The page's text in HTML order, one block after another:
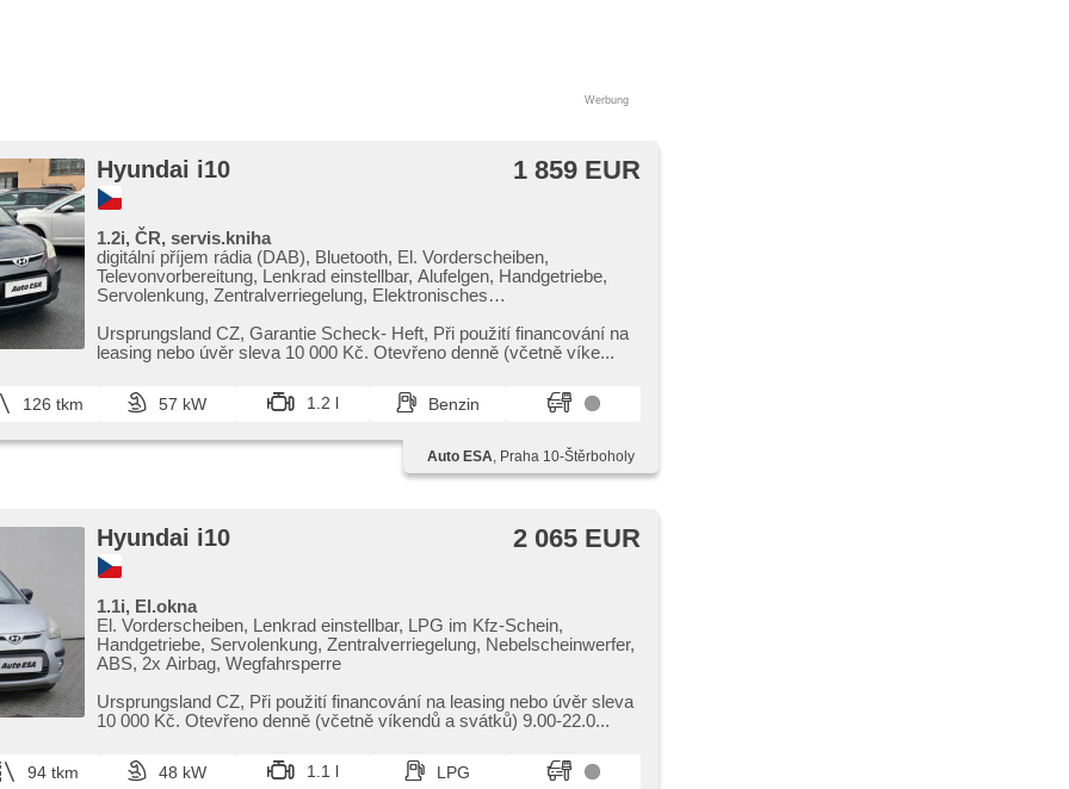
Werbung
Hyundai i10 1 859 EUR
1.2i, ČR, servis.kniha
digitální příjem rádia (DAB), Bluetooth, El. Vorderscheiben,
Televonvorbereitung, Lenkrad einstellbar, Alufelgen, Handgetriebe,
Servolenkung, Zentralverriegelung, Elektronisches
Wegfahrsperre, 4x Airbag
Ursprungsland CZ,​ Garantie Scheck​- Heft,​ Při použití financování na
leasing nebo úvěr sleva 10 000 Kč. Otevřeno denně (včetně víke...
126 tkm 57 kW 1.2 l Benzin
Auto ESA, Praha 10-Štěrboholy
Hyundai i10 2 065 EUR
1.1i, El.okna
El. Vorderscheiben, Lenkrad einstellbar, LPG im Kfz-Schein,
Handgetriebe, Servolenkung, Zentralverriegelung, Nebelscheinwerfer,
ABS, 2x Airbag, Wegfahrsperre
Ursprungsland CZ,​ Při použití financování na leasing nebo úvěr sleva
10 000 Kč. Otevřeno denně (včetně víkendů a svátků) 9.00​-22.0...
94 tkm 48 kW 1.1 l LPG